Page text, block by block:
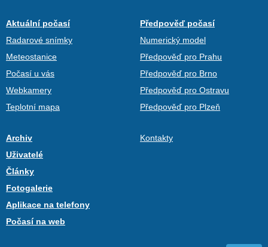
Aktuální počasí
Radarové snímky
Meteostanice
Počasí u vás
Webkamery
Teplotní mapa
Předpověď počasí
Numerický model
Předpověď pro Prahu
Předpověď pro Brno
Předpověď pro Ostravu
Předpověď pro Plzeň
Archiv
Uživatelé
Články
Fotogalerie
Aplikace na telefony
Počasí na web
Kontakty